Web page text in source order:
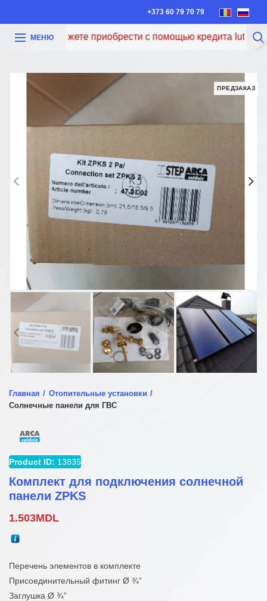
+373 60 79 70 79
МЕНЮ
вы можете приобрести с помощью кредита Iute
ПРЕДЗАКАЗ
Главная
Отопительные установки
Солнечные панели для ГВС
Product ID: 13835
Комплект для подключения солнечной
панели ZPKS
1.503MDL
Перечень элементов в комплекте
Присоединительный фитинг Ø ¾”
Заглушка Ø ¾”